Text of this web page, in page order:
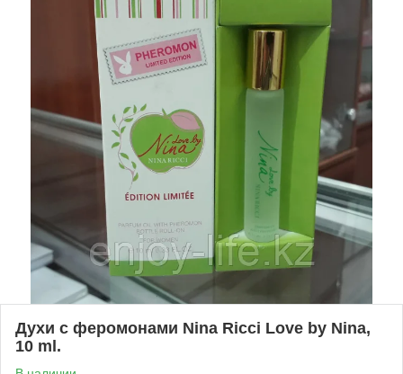
Духи с феромонами Nina Ricci Love by Nina,
10 ml.